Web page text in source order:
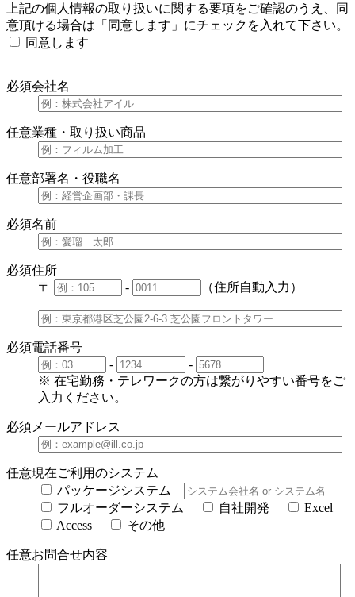
上記の個人情報の取り扱いに関する要項をご確認のうえ、同
意頂ける場合は「同意します」にチェックを入れて下さい。
同意します
必須会社名
任意業種・取り扱い商品
任意部署名・役職名
必須名前
必須住所
〒
- （住所自動入力）
必須電話番号
-
-
※ 在宅勤務・テレワークの方は繋がりやすい番号をご
入力ください。
必須 メールアドレス
任意現在ご利用のシステム
パッケージシステム
フルオーダーシステム
自社開発
Excel
Access
その他
任意お問合せ内容